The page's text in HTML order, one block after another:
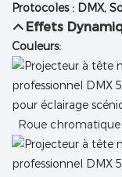
Protocoles : DMX,
Effets
Couleurs:
Roue